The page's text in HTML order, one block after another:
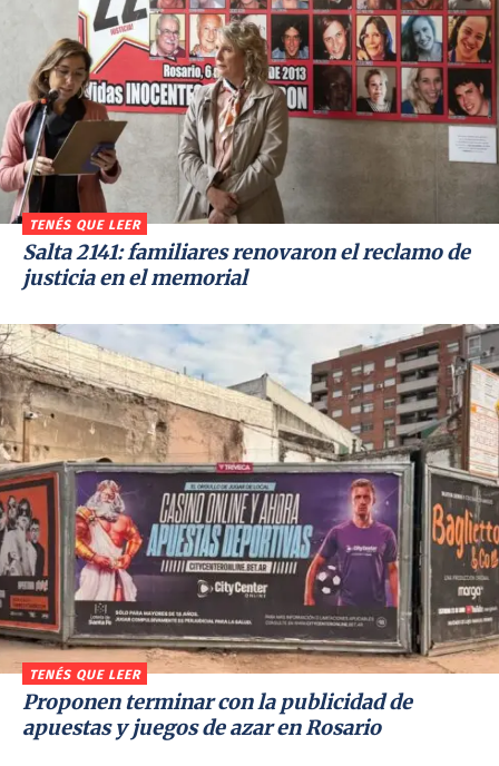
TENÉS QUE LEER
Salta 2141: familiares renovaron el reclamo de
justicia en el memorial
TENÉS QUE LEER
Proponen terminar con la publicidad de
apuestas y juegos de azar en Rosario